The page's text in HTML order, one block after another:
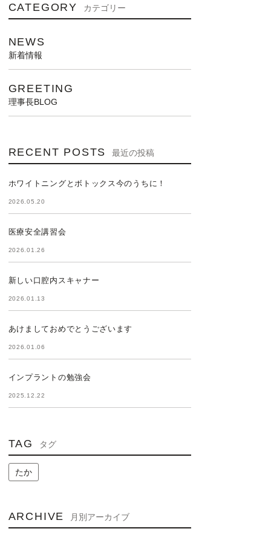
CATEGORY カテゴリー
NEWS
新着情報
GREETING
理事長BLOG
RECENT POSTS 最近の投稿
ホワイトニングとボトックス今のうちに！
2026.05.20
医療安全講習会
2026.01.26
新しい口腔内スキャナー
2026.01.13
あけましておめでとうございます
2026.01.06
インプラントの勉強会
2025.12.22
TAG タグ
たか
ARCHIVE 月別アーカイブ